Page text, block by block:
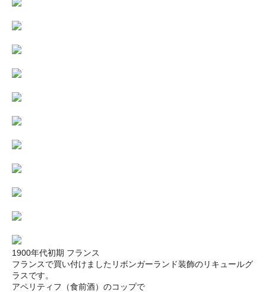
1900年代初期 フランス
フランスで買い付けましたリボンガーランド装飾のリキュールグ
ラスです。
アペリティフ（食前酒）のコップで